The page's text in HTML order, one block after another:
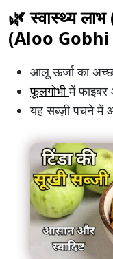
🌿 स्वास्थ्य
(Aloo
आलू ऊर्जा का
फूलगोभीमें फाइबर
यह सब्ज़ी पचने में